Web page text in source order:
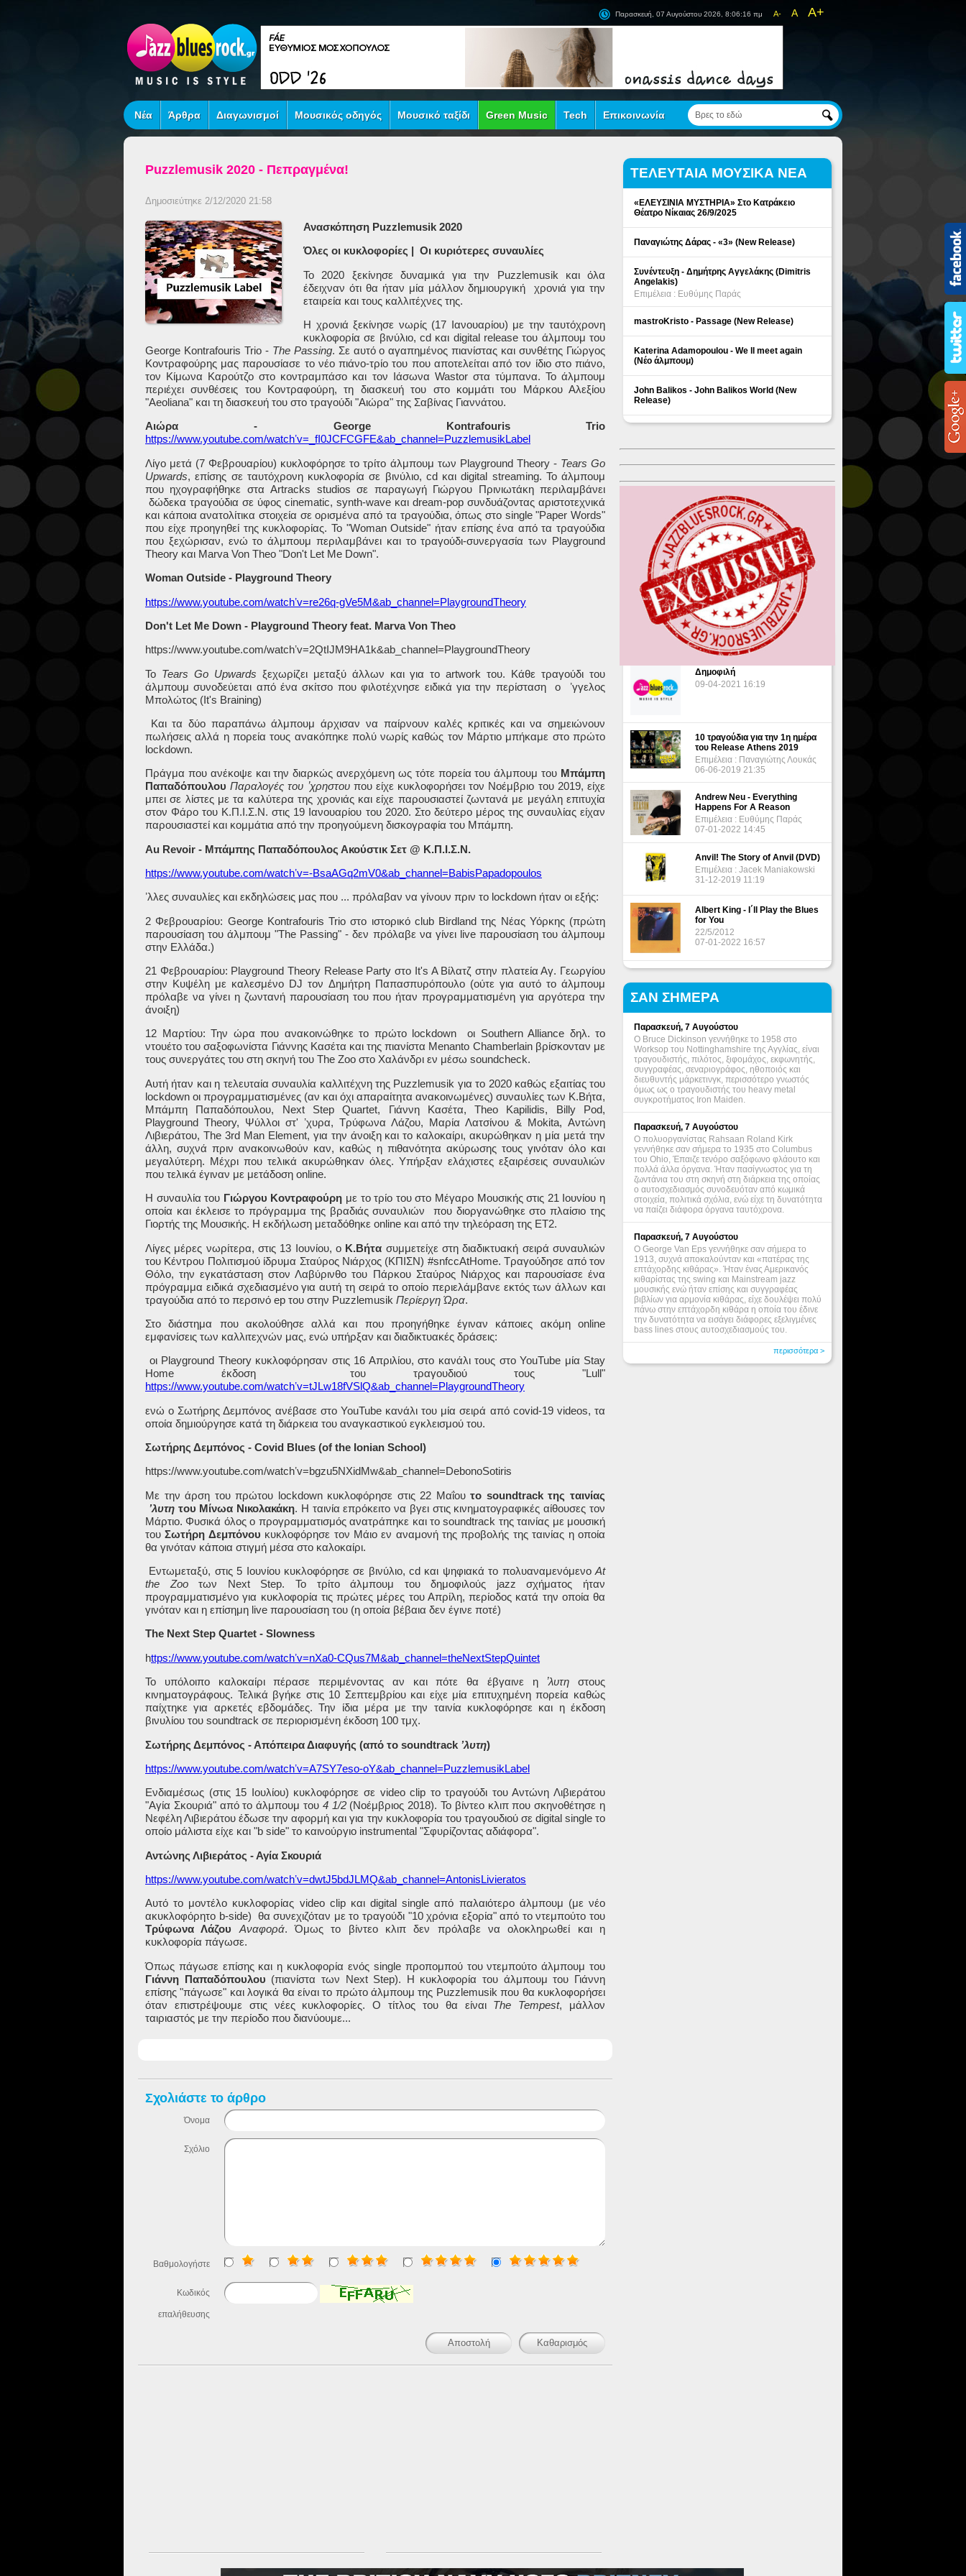
A- A A+
Παρασκευή, 07 Αυγούστου 2026, 8:06:17 πμ
Νέα Άρθρα Διαγωνισμοί Μουσικός οδηγός Μουσικό ταξίδι Green Music Tech Επικοινωνία
Puzzlemusik 2020 - Πεπραγμένα!
Δημοσιεύτηκε 2/12/2020 21:58
Ανασκόπηση Puzzlemusik 2020
Όλες οι κυκλοφορίες | Οι κυριότερες συναυλίες
Το 2020 ξεκίνησε δυναμικά για την Puzzlemusik
και όλα
έδειχναν ότι θα ήταν μία μάλλον δημιουργική
χρονιά για την
εταιρεία και τους καλλιτέχνες της.
Η χρονιά ξεκίνησε νωρίς (17 Ιανουαρίου) με την ταυτόχρονη
κυκλοφορία σε βινύλιο, cd και digital release του άλμπουμ του
George Kontrafouris Trio- The Passing. Σε αυτό ο αγαπημένος πιανίστας και συνθέτης Γιώργος
Κοντραφούρης μας παρουσίασε το νέο πιάνο-τρίο του που αποτελείται από τον ίδιο στο πιάνο,
τον Κίμωνα Καρούτζο στο κοντραμπάσο και τον Ιάσωνα Wastor στα τύμπανα. Το άλμπουμ
περιέχει συνθέσεις του Κοντραφούρη, τη διασκευή του στο κομμάτι του Μάρκου Αλεξίου
"Aeoliana" και τη διασκευή του στο τραγούδι "Αιώρα" της Σαβίνας Γιαννάτου.
Αιώρα - George Kontrafouris Trio
https://www.youtube.com/watchʼv=_fI0JCFCGFE&ab_channel=PuzzlemusikLabel
Λίγο μετά (7 Φεβρουαρίου) κυκλοφόρησε το τρίτο άλμπουμ των Playground Theory- Tears Go
Upwards, επίσης σε ταυτόχρονη κυκλοφορία σε βινύλιο, cd καιdigital streaming. Το άλμπουμ
που ηχογραφήθηκε σταArtracks studios σε παραγωγή Γιώργου Πρινιωτάκη περιλαμβάνει
δώδεκα τραγούδια σε ύφος cinematic, synth-wave και dream-pop συνδυάζοντας αριστοτεχνικά
και κάποια ανατολίτικα στοιχεία σε ορισμένα από τα τραγούδια, όπως στο single"Paper Words"
που είχε προηγηθεί της κυκλοφορίας. Το "Woman Outside" ήταν επίσης ένα από τα τραγούδια
που ξεχώρισαν, ενώ το άλμπουμ περιλαμβάνει και το τραγούδι-συνεργασία των Playground
Theory και Marva Von Theo "Don't Let Me Down".
Woman Outside - Playground Theory
https://www.youtube.com/watchʼv=re26q-gVe5M&ab_channel=PlaygroundTheory
Don't Let Me Down - Playground Theory feat. Marva Von Theo
https://www.youtube.com/watchʼv=2QtIJM9HA1k&ab_channel=PlaygroundTheory
Το Tears Go Upwards ξεχωρίζει μεταξύ άλλων και για τοartwork του. Κάθε τραγούδι του
άλμπουμ συνοδεύεται από ένα σκίτσο που φιλοτέχνησε ειδικά για την περίσταση
ο
ʼγγελος
Μπολώτος (It's Braining)
Και τα δύο παραπάνω άλμπουμ άρχισαν να παίρνουν καλές κριτικές και να σημειώνουν
πωλήσεις αλλά η πορεία τους ανακόπηκε πολύ νωρίς καθώς τον Μάρτιο μπήκαμε στο πρώτο
lockdown.
Πράγμα που ανέκοψε και την διαρκώς ανερχόμενη ως τότε πορεία του άλμπουμ του Μπάμπη
Παπαδόπουλου Παραλογές του ʼχρηστουπου είχε κυκλοφορήσει τον Νοέμβριο του 2019, είχε
μπει σε λίστες με τα καλύτερα της χρονιάς και είχε παρουσιαστεί ζωντανά με μεγάλη επιτυχία
στον Φάρο του Κ.Π.Ι.Σ.Ν. στις 19 Ιανουαρίου του 2020. Στο δεύτερο μέρος της συναυλίας είχαν
παρουσιαστεί και κομμάτια από την προηγούμενη δισκογραφία του Μπάμπη.
Au Revoir - Μπάμπης Παπαδόπουλος Ακούστικ Σετ @ Κ.Π.Ι.Σ.Ν.
https://www.youtube.com/watchʼv=-BsaAGq2mV0&ab_channel=BabisPapadopoulos
ʼλλες συναυλίες και εκδηλώσεις μας που ... πρόλαβαν να γίνουν πριν το lockdown ήταν οι εξής:
2 Φεβρουαρίου: George Kontrafouris Trio στο ιστορικό club Birdland της Νέας Υόρκης (πρώτη
παρουσίαση του άλμπουμ "The Passing" - δεν πρόλαβε να γίνει live παρουσίαση του άλμπουμ
στην Ελλάδα.)
21 Φεβρουαρίου: Playground Theory Release Partyστο It's A Βίλατζ στην πλατεία Αγ. Γεωργίου
στην Κυψέλη με καλεσμένο DJ τον Δημήτρη Παπασπυρόπουλο (ούτε για αυτό το άλμπουμ
πρόλαβε να γίνει η ζωντανή παρουσίαση του που ήταν προγραμματισμένη για αργότερα την
άνοιξη)
12 Μαρτίου: Την ώρα που ανακοινώθηκε το πρώτο lockdown οι Southern Alliance δηλ. το
ντουέτο του σαξοφωνίστα Γιάννης Κασέτα και της πιανίστα Menanto Chamberlain βρίσκονταν με
τους συνεργάτες του στη σκηνή του The Zoo στο Χαλάνδρι εν μέσω soundcheck.
Αυτή ήταν και η τελευταία συναυλία καλλιτέχνη της Puzzlemusik για το 2020 καθώς εξαιτίας του
lockdown οι προγραμματισμένες (αν και όχι απαραίτητα ανακοινωμένες) συναυλίες των Κ.Βήτα,
Μπάμπη Παπαδόπουλου, Next Step Quartet, Γιάννη Κασέτα,Theo Kapilidis, Billy Pod,
Playground Theory, Ψύλλοι στ' ʼχυρα, Τρύφωνα Λάζου, Μαρία Λατσίνου & Mokita, Αντώνη
Λιβιεράτου, The3rd Man Element, για την άνοιξη και το καλοκαίρι, ακυρώθηκαν η μία μετά την
άλλη, συχνά πριν ανακοινωθούν καν, καθώς η πιθανότητα ακύρωσης τους γινόταν όλο και
μεγαλύτερη. Μέχρι που τελικά ακυρώθηκαν όλες. Υπήρξαν ελάχιστες εξαιρέσεις συναυλιών
που τελικά έγιναν με μετάδοση online.
H συναυλία του Γιώργου Κοντραφούρη με το τρίο του στο Μέγαρο Μουσικής στις 21 Ιουνίου η
οποία και έκλεισε το πρόγραμμα της βραδιάς συναυλιών
που διοργανώθηκε στο πλαίσιο της
Γιορτής της Μουσικής. Η εκδήλωση μεταδόθηκε online και από την τηλεόραση της ΕΤ2.
Λίγες μέρες νωρίτερα, στις 13 Ιουνίου, ο Κ.Βήτα συμμετείχε στη διαδικτυακή σειρά συναυλιών
του Κέντρου Πολιτισμού ίδρυμα Σταύρος Νιάρχος (ΚΠΙΣΝ) #snfccAtHome. Τραγούδησε από τον
Θόλο, την εγκατάσταση στον Λαβύρινθο του Πάρκου Σταύρος Νιάρχος και παρουσίασε ένα
πρόγραμμα ειδικά σχεδιασμένο για αυτή τη σειρά το οποίο περιελάμβανε εκτός των άλλων και
τραγούδια από το περσινό ep του στην Puzzlemusik Περίεργη Ώρα.
Στο διάστημα που ακολούθησε αλλά και που προηγήθηκε έγιναν κάποιες ακόμη online
εμφανίσεις των καλλιτεχνών μας, ενώ υπήρξαν και διαδικτυακές δράσεις:
οι Playground Theory κυκλοφόρησαν στις 16 Απριλίου, στο κανάλι τους στο YouTube μία Stay
Home
έκδοση του τραγουδιού τους "Lull"
https://www.youtube.com/watchʼv=tJLw18fVSlQ&ab_channel=PlaygroundTheory
ενώ ο Σωτήρης Δεμπόνος ανέβασε στο YouTube κανάλι του μία σειρά από covid-19 videos, τα
οποία δημιούργησε κατά τη διάρκεια του αναγκαστικού εγκλεισμού του.
Σωτήρης Δεμπόνος - Covid Blues (of the Ionian School)
https://www.youtube.com/watchʼv=bgzu5NXidMw&ab_channel=DebonoSotiris
Με την άρση του πρώτου lockdown κυκλοφόρησε στις 22 Μαΐουτο soundtrackτης ταινίας
ʼλυτη του Μίνωα Νικολακάκη. Η ταινία επρόκειτο να βγει στις κινηματογραφικές αίθουσες τον
Μάρτιο. Φυσικά όλος ο προγραμματισμός ανατράπηκε και τοsoundtrack της ταινίας με μουσική
τουΣωτήρη Δεμπόνου κυκλοφόρησε τον Μάιο εν αναμονή της προβολής της ταινίας η οποία
θα γινόταν κάποια στιγμή μέσα στο καλοκαίρι.
Εντωμεταξύ, στις 5 Ιουνίου κυκλοφόρησε σε βινύλιο,cd και ψηφιακά το πολυαναμενόμενοAt
the
Zoo των Next Step. Το τρίτο άλμπουμ του δημοφιλούς jazz
σχήματος ήταν
προγραμματισμένο για κυκλοφορία τις πρώτες μέρες του Απρίλη, περίοδος κατά την οποία θα
γινόταν και η επίσημη live παρουσίαση του (η οποία βέβαια δεν έγινε ποτέ)
The Next Step Quartet - Slowness
https://www.youtube.com/watchʼv=nXa0-CQus7M&ab_channel=theNextStepQuintet
Το υπόλοιπο καλοκαίρι πέρασε περιμένοντας αν και πότε θα έβγαινε η ʼλυτη στους
κινηματογράφους. Τελικά βγήκε στις 10 Σεπτεμβρίου και είχε μία επιτυχημένη πορεία καθώς
παίχτηκε για αρκετές εβδομάδες. Την ίδια μέρα με την ταινία κυκλοφόρησε και η έκδοση
βινυλίου του soundtrack σε περιορισμένη έκδοση 100 τμχ.
Σωτήρης Δεμπόνος - Απόπειρα Διαφυγής (από το soundtrack ʼλυτη)
https://www.youtube.com/watchʼv=A7SY7eso-oY&ab_channel=PuzzlemusikLabel
Ενδιαμέσως (στις 15 Ιουλίου) κυκλοφόρησε σε video clip το τραγούδι του Αντώνη Λιβιεράτου
"Αγία Σκουριά" από το άλμπουμ του 4 1/2 (Νοέμβριος 2018). Το βίντεο κλιπ που σκηνοθέτησε η
Νεφέλη Λιβιεράτου έδωσε την αφορμή και για την κυκλοφορία του τραγουδιού σε digital singleτο
οποίο μάλιστα είχε και "b side" το καινούργιο instrumental "Σφυρίζοντας αδιάφορα".
Αντώνης Λιβιεράτος - Αγία Σκουριά
https://www.youtube.com/watchʼv=dwtJ5bdJLMQ&ab_channel=AntonisLivieratos
Αυτό το μοντέλο κυκλοφορίας video clip καιdigital single από παλαιότερο άλμπουμ (με νέο
ακυκλοφόρητο b-side) θα συνεχιζόταν με το τραγούδι "10 χρόνια εξορία" από το ντεμπούτο του
Τρύφωνα Λάζου
Αναφορά. Όμως το βίντεο κλιπ δεν πρόλαβε να ολοκληρωθεί και η
κυκλοφορία πάγωσε.
Όπως πάγωσε επίσης και η κυκλοφορία ενός single προπομπού του ντεμπούτο άλμπουμ του
Γιάννη Παπαδόπουλου (πιανίστα των Next Step). Η κυκλοφορία του άλμπουμ του Γιάννη
επίσης "πάγωσε" και λογικά θα είναι το πρώτο άλμπουμ της Puzzlemusik που θα κυκλοφορήσει
όταν επιστρέψουμε στις νέες κυκλοφορίες. Ο τίτλος του θα είναι The Tempest, μάλλον
ταιριαστός με την περίοδο που διανύουμε...
Σχολιάστε το άρθρο
Όνομα
Σχόλιο
Βαθμολογήστε
Κωδικός
επαλήθευσης
ΤΕΛΕΥΤΑΙΑ ΜΟΥΣΙΚΑ ΝΕΑ
«ΕΛΕΥΣΙΝΙΑ ΜΥΣΤΗΡΙΑ» Στο Κατράκειο
Θέατρο Νίκαιας 26/9/2025
Παναγιώτης Δάρας - «3» (New Release)
Συνέντευξη - Δημήτρης Αγγελάκης (Dimitris
Angelakis)
Επιμέλεια : Ευθύμης Παράς
mastroKristo - Passage (New Release)
Katerina Adamopoulou - We ll meet again
(Νέο άλμπουμ)
John Balikos - John Balikos World (New
Release)
ΔΗΜΟΦΙΛΗ ΘΕΜΑΤΑ
Δημοφιλή
09-04-2021 16:19
10 τραγούδια για την 1η ημέρα
του Release Athens 2019
Επιμέλεια : Παναγιώτης Λουκάς
06-06-2019 21:35
Andrew Neu - Everything
Happens For A Reason
Επιμέλεια : Ευθύμης Παράς
07-01-2022 14:45
Anvil! The Story of Anvil (DVD)
Επιμέλεια : Jacek Maniakowski
31-12-2019 11:19
Albert King - I΄ll Play the Blues
for You
22/5/2012
07-01-2022 16:57
ΣΑΝ ΣΗΜΕΡΑ
Παρασκευή, 7 Αυγούστου
Ο Bruce Dickinson γεννήθηκε το 1958 στο
Worksop του Nottinghamshire της Αγγλίας, είναι
τραγουδιστής, πιλότος, ξιφομάχος, εκφωνητής,
συγγραφέας, σεναριογράφος, ηθοποιός και
διευθυντής μάρκετινγκ, περισσότερο γνωστός
όμως ως ο τραγουδιστής του heavy metal
συγκροτήματος Iron Maiden.
Παρασκευή, 7 Αυγούστου
Ο πολυοργανίστας Rahsaan Roland Kirk
γεννήθηκε σαν σήμερα το 1935 στο Columbus
του Ohio, Έπαιζε τενόρο σαξόφωνο φλάουτο και
πολλά άλλα όργανα. Ήταν πασίγνωστος για τη
ζωντάνια του στη σκηνή στη διάρκεια της οποίας
ο αυτοσχεδιασμός συνοδευόταν από κωμικά
στοιχεία, πολιτικά σχόλια, ενώ είχε τη δυνατότητα
να παίζει διάφορα όργανα ταυτόχρονα.
Παρασκευή, 7 Αυγούστου
Ο George Van Eps γεννήθηκε σαν σήμερα το
1913, συχνά αποκαλούνταν και «πατέρας της
επτάχορδης κιθάρας». Ήταν ένας Αμερικανός
κιθαρίστας της swing και Mainstream jazz
μουσικής ενώ ήταν επίσης και συγγραφέας
βιβλίων για αρμονία κιθάρας, είχε δουλέψει πολύ
πάνω στην επτάχορδη κιθάρα η οποία του έδινε
την δυνατότητα να εισάγει διάφορες εξελιγμένες
bass lines στους αυτοσχεδιασμούς του.
περισσότερα >